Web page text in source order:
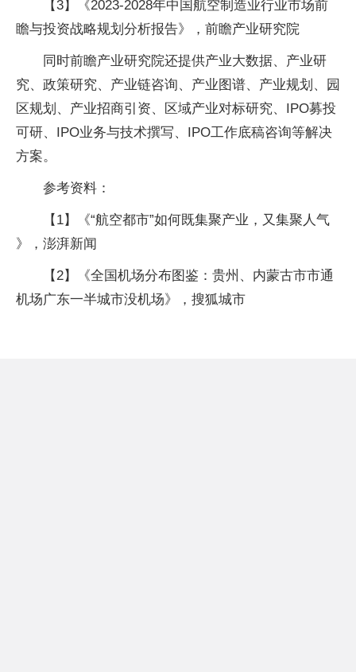
【3】《2023-2028年中国航空制造业行业市场前
瞻与投资战略规划分析报告》，前瞻产业研究院
同时前瞻产业研究院还提供产业大数据、产业研
究、政策研究、产业链咨询、产业图谱、产业规划、园
区规划、产业招商引资、区域产业对标研究、IPO募投
可研、IPO业务与技术撰写、IPO工作底稿咨询等解决
方案。
参考资料：
【1】《“航空都市”如何既集聚产业，又集聚人气
》，澎湃新闻
【2】《全国机场分布图鉴：贵州、内蒙古市市通
机场广东一半城市没机场》，搜狐城市